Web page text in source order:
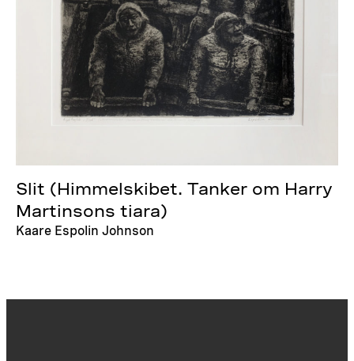
Slit (Himmelskibet. Tanker om Harry
Martinsons tiara)
Kaare Espolin Johnson